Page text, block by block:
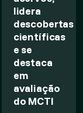
lidera
descobertas
científicas
e se
destaca
em
avaliação
do MCTI